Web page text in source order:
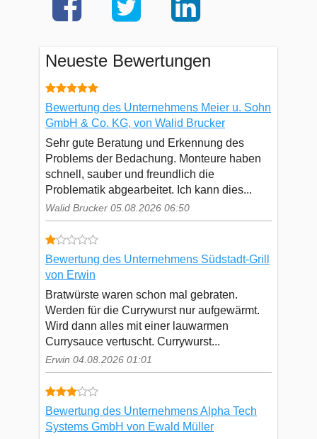
Neueste Bewertungen
Bewertung des Unternehmens Meier u. Sohn
GmbH & Co. KG, von Walid Brucker
Sehr gute Beratung und Erkennung des
Problems der Bedachung. Monteure haben
schnell, sauber und freundlich die
Problematik abgearbeitet. Ich kann dies...
Walid Brucker 05.08.2026 06:50
Bewertung des Unternehmens Südstadt-Grill
von Erwin
Bratwürste waren schon mal gebraten.
Werden für die Currywurst nur aufgewärmt.
Wird dann alles mit einer lauwarmen
Currysauce vertuscht. Currywurst...
Erwin 04.08.2026 01:01
Bewertung des Unternehmens Alpha Tech
Systems GmbH von Ewald Müller